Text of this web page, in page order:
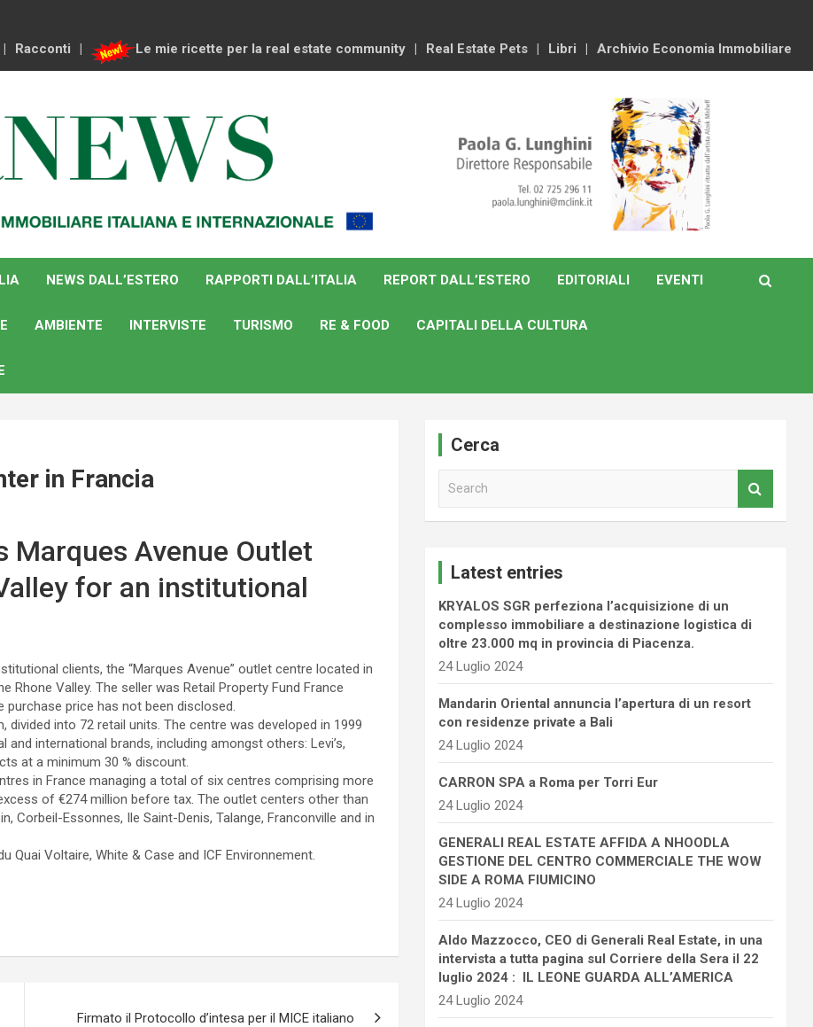
Racconti Le mie ricette per la real estate community Real Estate Pets Libri Archivio Economia Immobiliare
NEWS DALL’ESTERO RAPPORTI DALL’ITALIA REPORT DALL’ESTERO EDITORIALI EVENTI
AMBIENTE INTERVISTE TURISMO RE & FOOD CAPITALI DELLA CULTURA
in Francia
Marques Avenue Outlet
for an institutional
clients, the “Marques Avenue” outlet centre located in
Valley. The seller was Retail Property Fund France
purchase price has not been disclosed.
into 72 retail units. The centre was developed in 1999
international brands, including amongst others: Levi’s,
at a minimum 30 % discount.
in France managing a total of six centres comprising more
of €274 million before tax. The outlet centers other than
Corbeil-Essonnes, Ile Saint-Denis, Talange, Franconville and in
Quai Voltaire, White & Case and ICF Environnement.
Firmato il Protocollo d’intesa per il MICE italiano
Cerca
Latest entries
KRYALOS SGR perfeziona l’acquisizione di un
complesso immobiliare a destinazione logistica di
oltre 23.000 mq in provincia di Piacenza.
24 Luglio 2024
Mandarin Oriental annuncia l’apertura di un resort
con residenze private a Bali
24 Luglio 2024
CARRON SPA a Roma per Torri Eur
24 Luglio 2024
GENERALI REAL ESTATE AFFIDA A NHOODLA
GESTIONE DEL CENTRO COMMERCIALE THE WOW
SIDE A ROMA FIUMICINO
24 Luglio 2024
Aldo Mazzocco, CEO di Generali Real Estate, in una
intervista a tutta pagina sul Corriere della Sera il 22
luglio 2024 : IL LEONE GUARDA ALL’AMERICA
24 Luglio 2024